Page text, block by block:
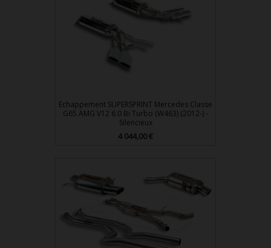
Echappement SUPERSPRINT Mercedes Classe
G65 AMG V12 6.0 Bi Turbo (W463) (2012-) -
Silencieux
Prix
4 044,00 €